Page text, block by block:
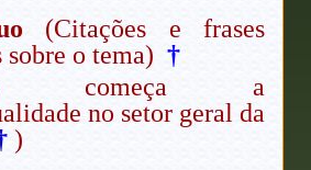
(Citações e frases
sobre o tema) †
começa a
no setor geral da
)